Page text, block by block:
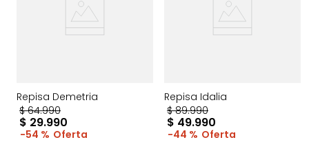
Repisa Demetria
$ 64.990
$ 29.990
54 %
Repisa Idalia
$ 89.990
$ 49.990
44 %